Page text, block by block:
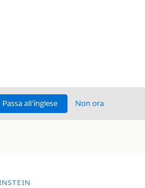
Passa all'inglese Non ora